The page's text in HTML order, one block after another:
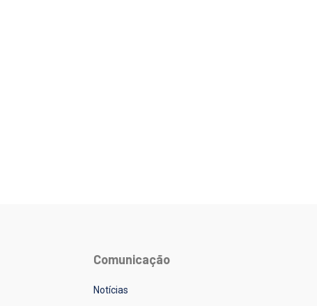
Comunicação
Notícias